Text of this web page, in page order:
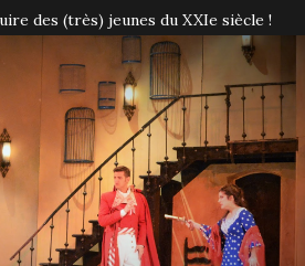
des (très) jeunes du XXIe siècle !